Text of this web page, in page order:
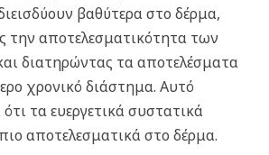
βαθύτερα στο δέρμα,
την αποτελεσματικότητα των
διατηρώντας τα αποτελέσματα
χρονικό διάστημα. Αυτό
ότι τα ευεργετικά συστατικά
αποτελεσματικά στο δέρμα.